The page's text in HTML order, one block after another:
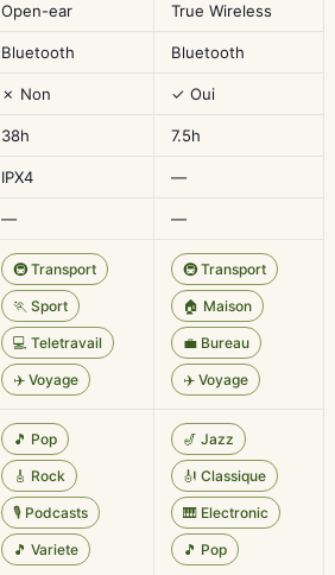
Open-ear True Wireless
Bluetooth Bluetooth
✗ Non ✓ Oui
38h 7.5h
IPX4 —
— —
🚇 Transport
🏃 Sport
💻 Teletravail
✈️ Voyage
🚇 Transport
🏠 Maison
💼 Bureau
✈️ Voyage
🎵 Pop
🎸 Rock
🎙️ Podcasts
🎵 Variete
🎷 Jazz
🎻 Classique
🎹 Electronic
🎵 Pop